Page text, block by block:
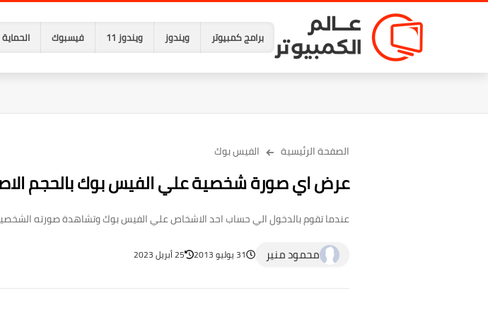
برامج كمبيوتر ويندوز ويندوز 11 فيسبوك الحماية
الصفحة الرئيسية الفيس بوك
عرض اي صورة شخصية علي الفيس بوك بالحجم
عندما تقوم بالدخول الي حساب احد الاشخاص علي الفيس بوك وتشاهدة صورته
محمود منير 31 يوليو 2013 25 أبريل 2023